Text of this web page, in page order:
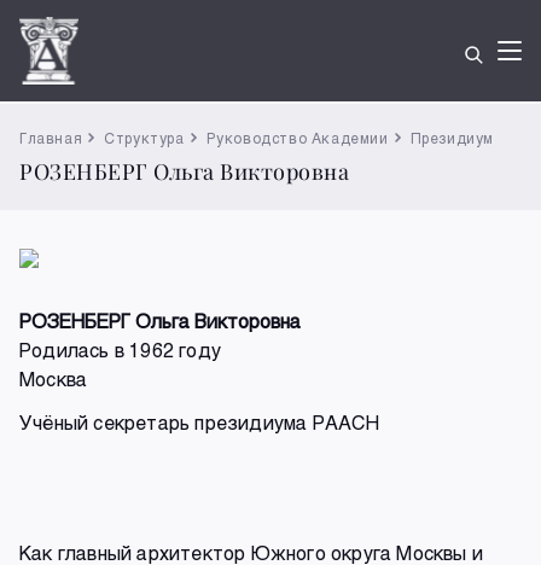
Главная Структура Руководство Академии Президиум
РОЗЕНБЕРГ Ольга Викторовна
РОЗЕНБЕРГ Ольга Викторовна
Родилась в 1962 году
Москва
Учёный секретарь президиума РААСН
Как главный архитектор Южного округа Москвы и